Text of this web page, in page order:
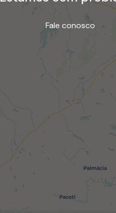
Fale conosco